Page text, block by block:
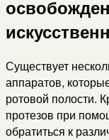
Существует
аппаратов,
ротовой полости.
протезов при
обратиться к